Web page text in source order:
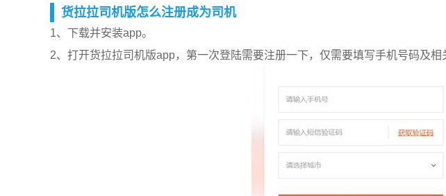
货拉拉司机版怎么注册成为司机
1、下载并安装app。
2、打开货拉拉司机版app，第一次登陆需要注册一下，仅需要填写手机号码及相